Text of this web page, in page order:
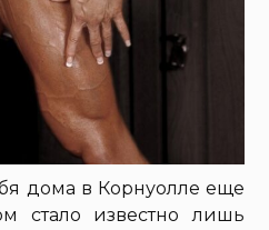
дома в Корнуолле еще
стало известно лишь